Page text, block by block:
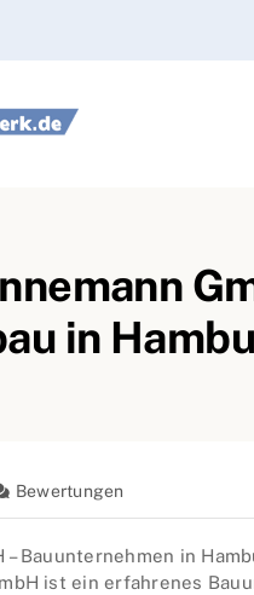
in
Bewertungen
– Bauunternehmen in
ist ein erfahrenes